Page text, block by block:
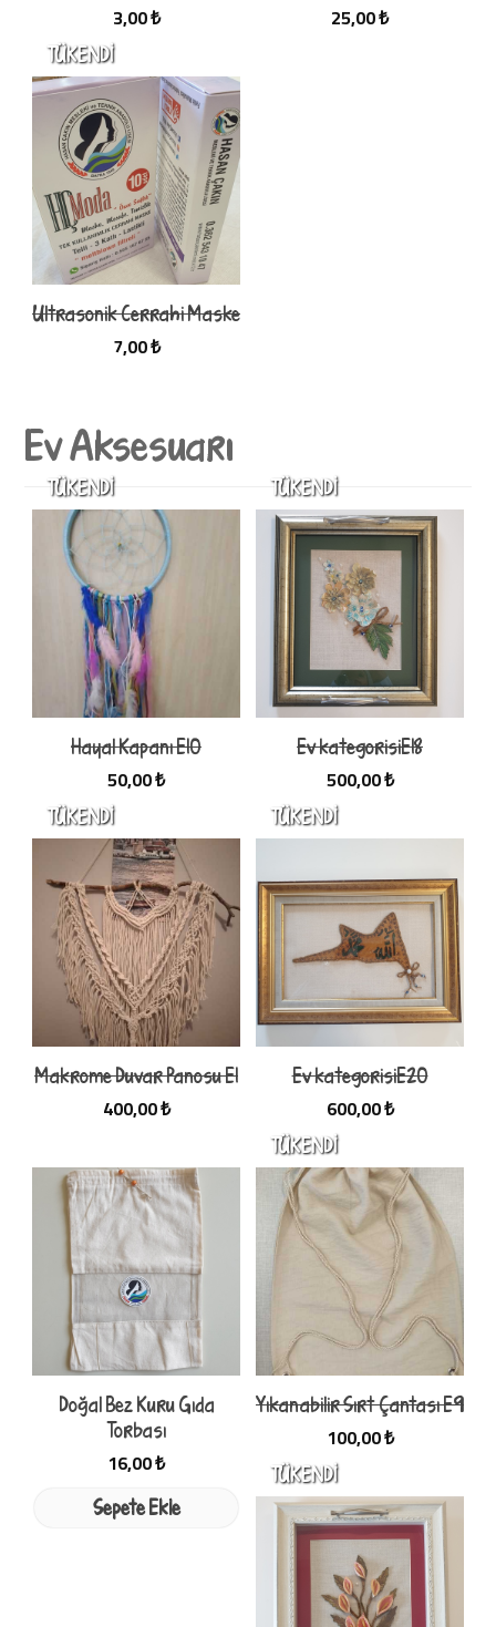
3,00 ₺ 25,00 ₺
Ultrasonik Cerrahi Maske
7,00 ₺
Ev Aksesuarı
Hayal Kapanı E10
50,00 ₺
Ev kategorisiE18
500,00 ₺
Makrome Duvar Panosu E1
400,00 ₺
Ev kategorisiE20
600,00 ₺
Doğal Bez Kuru Gıda
Torbası
16,00 ₺
Sepete Ekle
Yıkanabilir Sırt Çantası E9
100,00 ₺